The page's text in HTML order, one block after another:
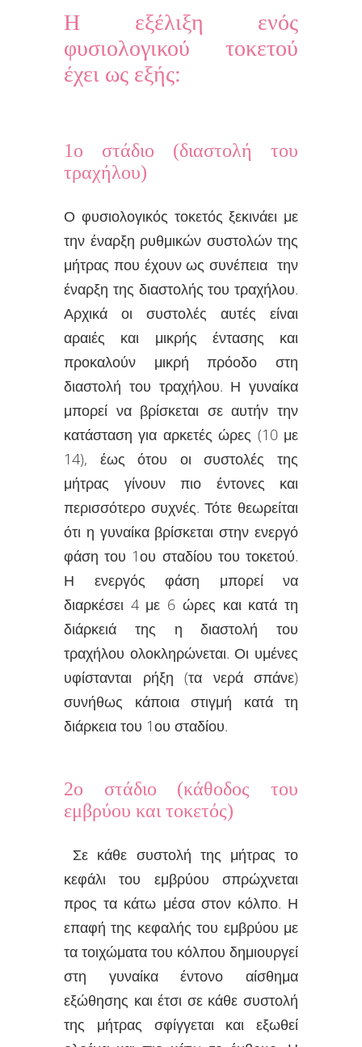
Η εξέλιξη ενός
φυσιολογικού τοκετού
έχει ως εξής:
1ο στάδιο (διαστολή του
τραχήλου)
Ο φυσιολογικός τοκετός ξεκινάει με
την έναρξη ρυθμικών συστολών της
μήτρας που έχουν ως συνέπεια την
έναρξη της διαστολής του τραχήλου.
Αρχικά οι συστολές αυτές είναι
αραιές και μικρής έντασης και
προκαλούν μικρή πρόοδο στη
διαστολή του τραχήλου. Η γυναίκα
μπορεί να βρίσκεται σε αυτήν την
κατάσταση για αρκετές ώρες (10 με
14), έως ότου οι συστολές της
μήτρας γίνουν πιο έντονες και
περισσότερο συχνές. Τότε θεωρείται
ότι η γυναίκα βρίσκεται στην ενεργό
φάση του 1ου σταδίου του τοκετού.
Η ενεργός φάση μπορεί να
διαρκέσει 4 με 6 ώρες και κατά τη
διάρκειά της η διαστολή του
τραχήλου ολοκληρώνεται. Οι υμένες
υφίστανται ρήξη (τα νερά σπάνε)
συνήθως κάποια στιγμή κατά τη
διάρκεια του 1ου σταδίου.
2ο στάδιο (κάθοδος του
εμβρύου και τοκετός)
Σε κάθε συστολή της μήτρας το
κεφάλι του εμβρύου σπρώχνεται
προς τα κάτω μέσα στον κόλπο. Η
επαφή της κεφαλής του εμβρύου με
τα τοιχώματα του κόλπου δημιουργεί
στη γυναίκα έντονο αίσθημα
εξώθησης και έτσι σε κάθε συστολή
της μήτρας σφίγγεται και εξωθεί